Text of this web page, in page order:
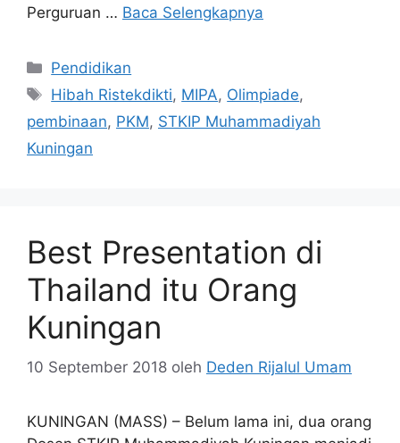
Perguruan … Baca Selengkapnya
Kategori
Pendidikan
Tag
Hibah Ristekdikti, MIPA, Olimpiade,
pembinaan, PKM, STKIP Muhammadiyah
Kuningan
Best Presentation di
Thailand itu Orang
Kuningan
10 September 2018 oleh Deden Rijalul Umam
KUNINGAN (MASS) – Belum lama ini, dua orang